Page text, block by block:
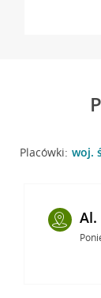
Placówki: woj.
Al.